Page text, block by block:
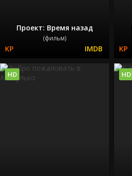
Проект: Время назад
(фильм)
HD HD